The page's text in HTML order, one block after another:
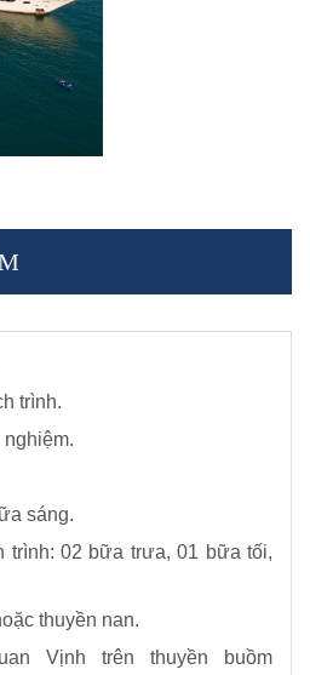
trình.
sáng.
trình: 02 bữa trưa, 01 bữa tối,
thuyền nan.
Vịnh trên thuyền buồm